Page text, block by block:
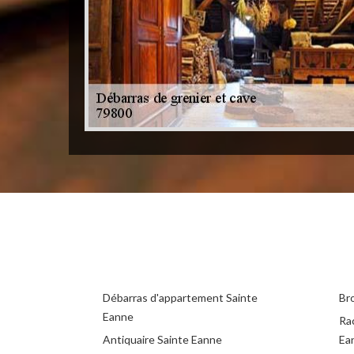
Débarras d'appartement Sainte
Eanne
Antiquaire Sainte Eanne